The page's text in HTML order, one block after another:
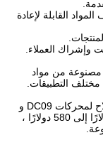
القابلة لإعادة
وإشراك العملاء.
مصنوعة من مواد
مختلف التطبيقات.
نطاق الأسعار: تتراوح مجموعات إعادة البناء والإصلاح لمحركات DC09 و
DC11 و DC12 و DC13 و DC16 عادةً من 180 دولارًا إلى 580 دولارًا ،